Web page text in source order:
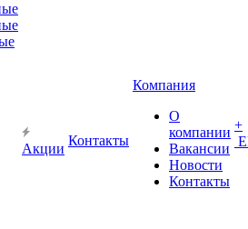
Акции
Контакты
Компания
О
компании
Вакансии
Новости
Контакты
+